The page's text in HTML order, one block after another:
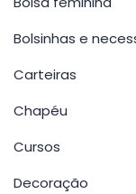
Bolsinhas e
Carteiras
Chapéu
Cursos
Decoração